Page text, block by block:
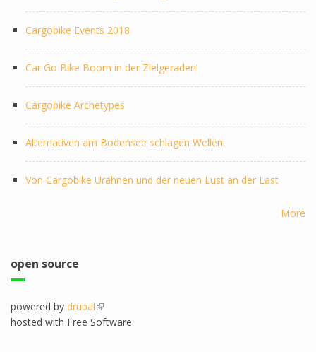
Cargobike Events 2018
Car Go Bike Boom in der Zielgeraden!
Cargobike Archetypes
Alternativen am Bodensee schlagen Wellen
Von Cargobike Urahnen und der neuen Lust an der Last
More
open source
powered by drupal(link is external)
hosted with Free Software